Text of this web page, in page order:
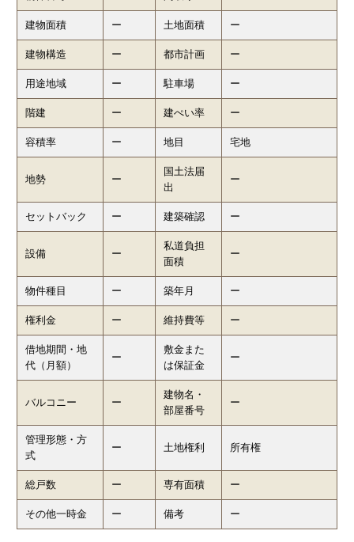
建物面積 ー 土地面積 ー
建物構造 ー 都市計画 ー
用途地域 ー 駐車場 ー
階建 ー 建ぺい率 ー
容積率 ー 地目 宅地
地勢 ー
国土法届
出
ー
セットバック ー 建築確認 ー
設備 ー
私道負担
面積
ー
物件種目 ー 築年月 ー
権利金 ー 維持費等 ー
借地期間・地
代（月額）
ー
敷金また
は保証金
ー
バルコニー ー
建物名・
部屋番号
ー
管理形態・方
式
ー 土地権利 所有権
総戸数 ー 専有面積 ー
その他一時金 ー 備考 ー